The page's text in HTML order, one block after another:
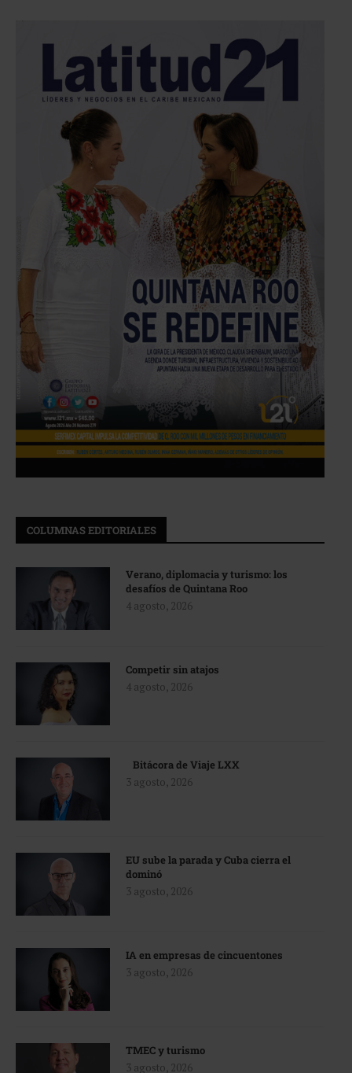
COLUMNAS EDITORIALES
Verano, diplomacia y turismo: los
desafíos de Quintana Roo
4 agosto, 2026
Competir sin atajos
4 agosto, 2026
Bitácora de Viaje LXX
3 agosto, 2026
EU sube la parada y Cuba cierra el
dominó
3 agosto, 2026
IA en empresas de cincuentones
3 agosto, 2026
TMEC y turismo
3 agosto, 2026